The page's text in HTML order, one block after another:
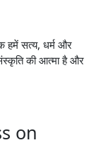
हमें सत्य, धर्म और
संस्कृति की आत्मा है और
on